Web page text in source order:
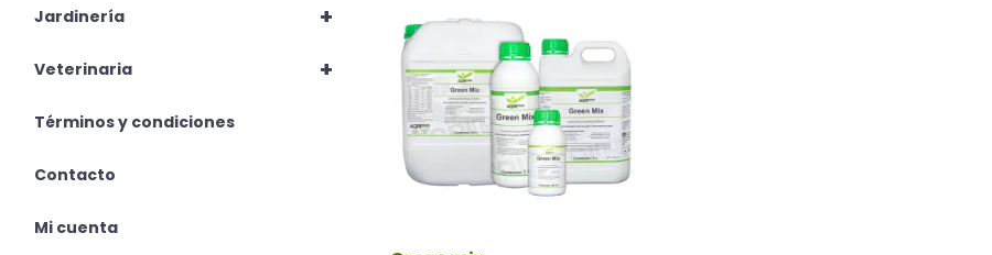
+
Jardinería
+
Veterinaria
Términos y condiciones
Contacto
Mi cuenta